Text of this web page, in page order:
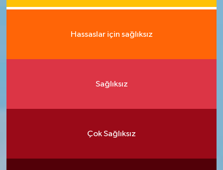
Hassaslar için sağlıksız
Sağlıksız
Çok Sağlıksız